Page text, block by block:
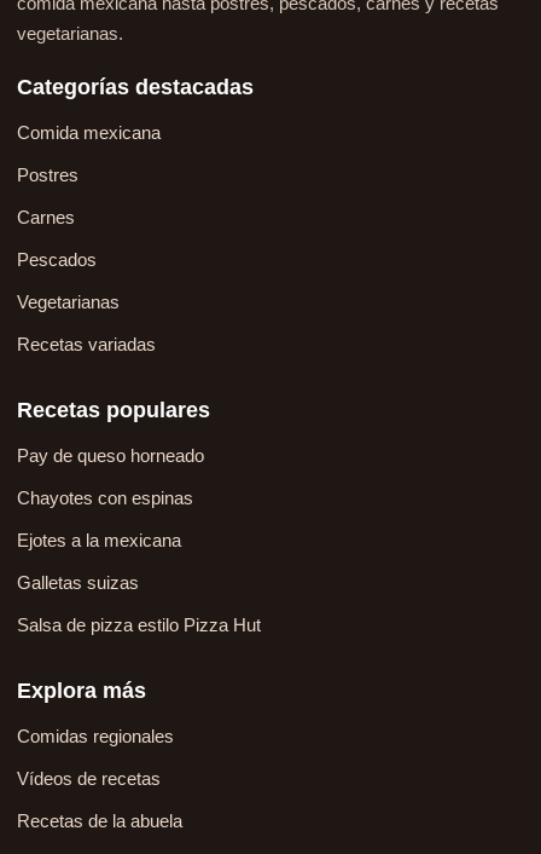
vegetarianas.
Categorías destacadas
Comida mexicana
Postres
Carnes
Pescados
Vegetarianas
Recetas variadas
Recetas populares
Pay de queso horneado
Chayotes con espinas
Ejotes a la mexicana
Galletas suizas
Salsa de pizza estilo Pizza Hut
Explora más
Comidas regionales
Vídeos de recetas
Recetas de la abuela